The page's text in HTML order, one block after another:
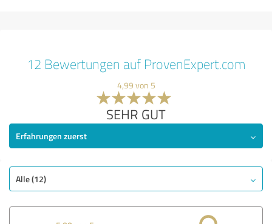
12 Bewertungen auf ProvenExpert.com
4,99 von 5
SEHR GUT
Erfahrungen zuerst
Alle (12)